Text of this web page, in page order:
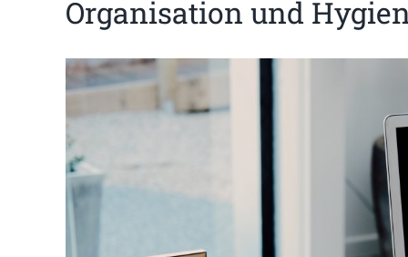
Organisation und
Zeige
grösseres